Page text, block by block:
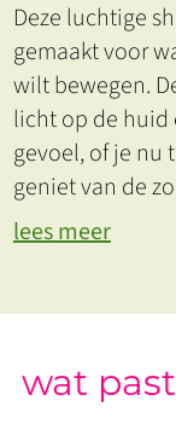
Deze luchtige
gemaakt voor
wilt bewegen.
licht op de huid
gevoel, of je nu
geniet van de
lees meer
wat